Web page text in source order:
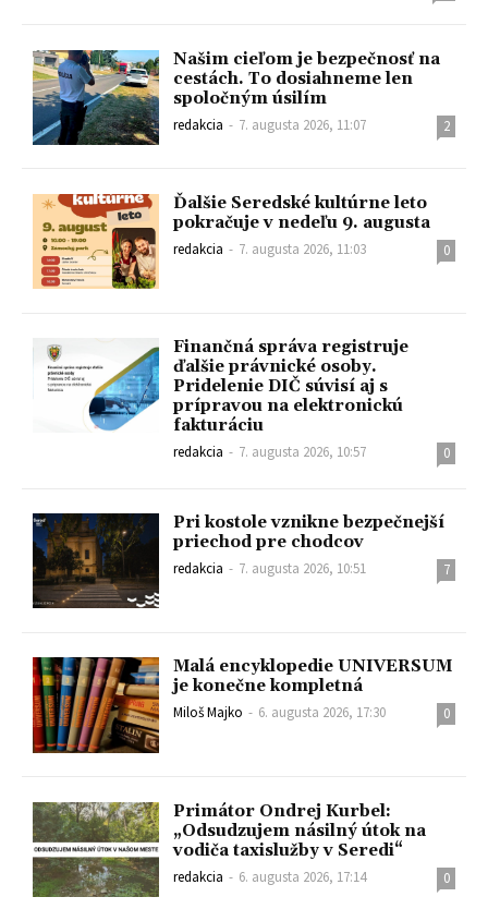
Našim cieľom je bezpečnosť na
cestách. To dosiahneme len
spoločným úsilím
redakcia - 7. augusta 2026, 11:07 2
Ďalšie Seredské kultúrne leto
pokračuje v nedeľu 9. augusta
redakcia - 7. augusta 2026, 11:03 0
Finančná správa registruje
ďalšie právnické osoby.
Pridelenie DIČ súvisí aj s
prípravou na elektronickú
fakturáciu
redakcia - 7. augusta 2026, 10:57 0
Pri kostole vznikne bezpečnejší
priechod pre chodcov
redakcia - 7. augusta 2026, 10:51 7
Malá encyklopedie UNIVERSUM
je konečne kompletná
Miloš Majko - 6. augusta 2026, 17:30 0
Primátor Ondrej Kurbel:
„Odsudzujem násilný útok na
vodiča taxislužby v Seredi“
redakcia - 6. augusta 2026, 17:14 0